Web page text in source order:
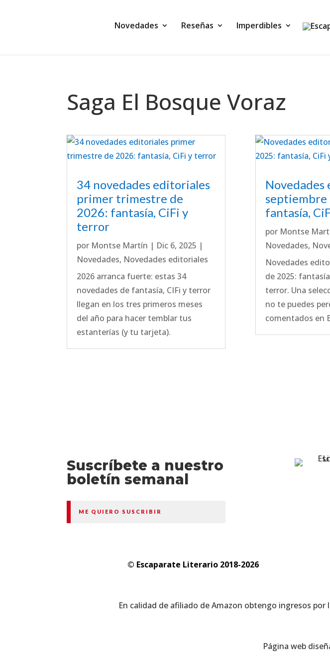
Novedades Reseñas Imperdibles
Saga El Bosque Voraz
34 novedades editoriales
primer trimestre de
2026: fantasía, CiFi y
terror
por Montse Martín | Dic 6, 2025 |
Novedades, Novedades editoriales
2026 arranca fuerte: estas 34
novedades de fantasía, CIFi y terror
llegan en los tres primeros meses
del año para hacer temblar tus
estanterías (y tu tarjeta).
septiembre
fantasía,
por Montse
Novedades,
Novedades
de 2025:
terror. Una
no te puedes
comentados en
Suscríbete a nuestro
boletín semanal
ME QUIERO SUSCRIBIR
© Escaparate Literario 2018-2026
En calidad de afiliado de Amazon obtengo ingresos
Página web